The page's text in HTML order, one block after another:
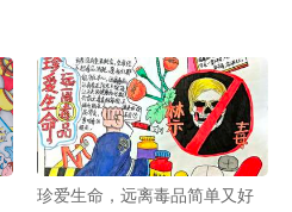
珍爱生命，远离毒品简单又好